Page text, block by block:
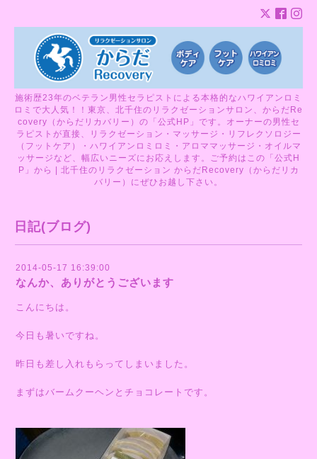
施術歴23年のベテラン男性セラピストによる本格的なハワイアンロミ
ロミで大人気！！東京、北千住のリラクゼーションサロン、からだRe
covery（からだリカバリー）の「公式HP」です。オーナーの男性セ
ラピストが直接、リラクゼーション・マッサージ・リフレクソロジー
（フットケア）・ハワイアンロミロミ・アロママッサージ・オイルマ
ッサージなど、幅広いニーズにお応えします。ご予約はこの「公式H
P」から | 北千住のリラクゼーション からだRecovery（からだリカ
バリー）にぜひお越し下さい。
日記(ブログ)
2014-05-17 16:39:00
なんか、ありがとうございます
こんにちは。
今日も暑いですね。
昨日も差し入れもらってしまいました。
まずはバームクーヘンとチョコレートです。